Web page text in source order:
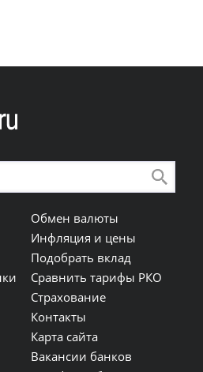
Обмен валюты
Инфляция и цены
Подобрать вклад
Сравнить тарифы РКО
Страхование
Контакты
Карта сайта
Вакансии банков